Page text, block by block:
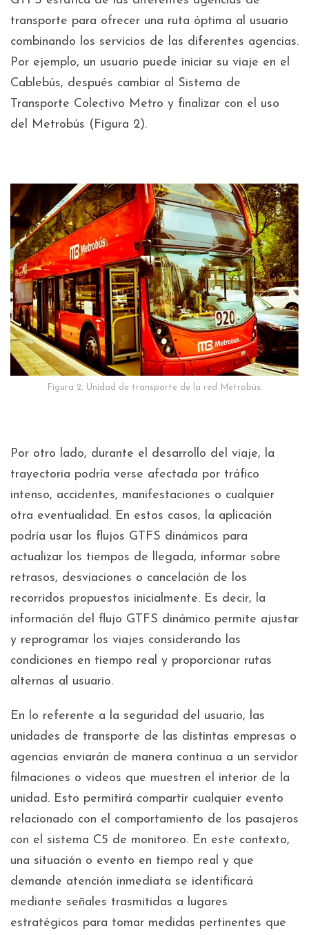
transporte para ofrecer una ruta óptima al usuario
combinando los servicios de las diferentes agencias.
Por ejemplo, un usuario puede iniciar su viaje en el
Cablebús, después cambiar al Sistema de
Transporte Colectivo Metro y finalizar con el uso
del Metrobús (Figura 2).
Figura 2. Unidad de transporte de la red Metrobús.
Por otro lado, durante el desarrollo del viaje, la
trayectoria podría verse afectada por tráfico
intenso, accidentes, manifestaciones o cualquier
otra eventualidad. En estos casos, la aplicación
podría usar los flujos GTFS dinámicos para
actualizar los tiempos de llegada, informar sobre
retrasos, desviaciones o cancelación de los
recorridos propuestos inicialmente. Es decir, la
información del flujo GTFS dinámico permite ajustar
y reprogramar los viajes considerando las
condiciones en tiempo real y proporcionar rutas
alternas al usuario.
En lo referente a la seguridad del usuario, las
unidades de transporte de las distintas empresas o
agencias enviarán de manera continua a un servidor
filmaciones o videos que muestren el interior de la
unidad. Esto permitirá compartir cualquier evento
relacionado con el comportamiento de los pasajeros
con el sistema C5 de monitoreo. En este contexto,
una situación o evento en tiempo real y que
demande atención inmediata se identificará
mediante señales trasmitidas a lugares
estratégicos para tomar medidas pertinentes que